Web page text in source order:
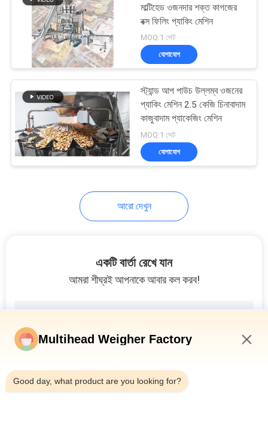
বাদাম প্যাকিং মেশিন
ওজন ও ভরাট মেশিন
মাল্টিহেড ওজনদার শক্ত কাগজের
বক্স ফিলিং প্যাকিং মেশিন
MOQ:1 সেট
যোগাযোগ
স্ট্যান্ড আপ পাউচ উল্লম্ব ওজনের
প্যাকিং মেশিন 2.5 কেজি চিনাবাদাম
কাজুবাদাম প্যাকেজিং মেশিন
MOQ:1 সেট
যোগাযোগ
আরো দেখুন
একটি বার্তা রেখে যান
আমরা শীঘ্রই আপনাকে আবার কল করব!
Multihead Weigher Factory
Good day, what product are you looking for?